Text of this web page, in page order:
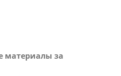
материалы за